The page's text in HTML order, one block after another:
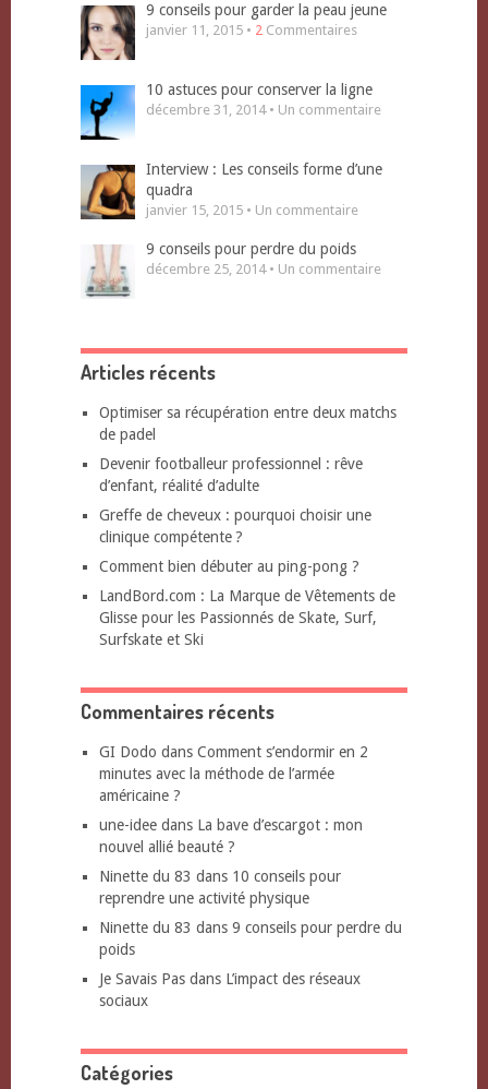
9 conseils pour garder la peau jeune
janvier 11, 2015 • 2 Commentaires
10 astuces pour conserver la ligne
décembre 31, 2014 • Un commentaire
Interview : Les conseils forme d’une
quadra
janvier 15, 2015 • Un commentaire
9 conseils pour perdre du poids
décembre 25, 2014 • Un commentaire
Articles récents
Optimiser sa récupération entre deux matchs
de padel
Devenir footballeur professionnel : rêve
d’enfant, réalité d’adulte
Greffe de cheveux : pourquoi choisir une
clinique compétente ?
Comment bien débuter au ping-pong ?
LandBord.com : La Marque de Vêtements de
Glisse pour les Passionnés de Skate, Surf,
Surfskate et Ski
Commentaires récents
GI Dodo dans Comment s’endormir en 2
minutes avec la méthode de l’armée
américaine ?
une-idee dans La bave d’escargot : mon
nouvel allié beauté ?
Ninette du 83 dans 10 conseils pour
reprendre une activité physique
Ninette du 83 dans 9 conseils pour perdre du
poids
Je Savais Pas dans L’impact des réseaux
sociaux
Catégories